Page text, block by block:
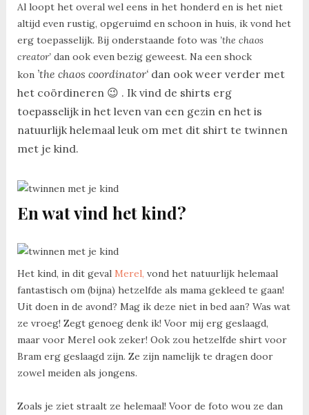
Al loopt het overal wel eens in het honderd en is het niet
altijd even rustig, opgeruimd en schoon in huis, ik vond het
erg toepasselijk. Bij onderstaande foto was ’the chaos
creator’dan ook even bezig geweest. Na een shock
kon ’the chaos coordinator‘dan ook weer verder met
het coördineren 😉 . Ik vind de shirts erg
toepasselijk in het leven van een gezin en het is
natuurlijk helemaal leuk om met dit shirt te twinnen
met je kind.
En wat vind het kind?
Het kind, in dit gevalMerel, vond het natuurlijk helemaal
fantastisch om (bijna) hetzelfde als mama gekleed te gaan!
Uit doen in de avond? Mag ik deze niet in bed aan? Was wat
ze vroeg! Zegt genoeg denk ik! Voor mij erg geslaagd,
maar voor Merel ook zeker! Ook zou hetzelfde shirt voor
Bram erg geslaagd zijn. Ze zijn namelijk te dragen door
zowel meiden als jongens.
Zoals je ziet straalt ze helemaal! Voor de foto wou ze dan